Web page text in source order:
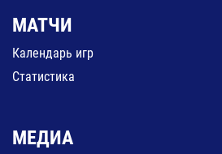
МАТЧИ
Календарь игр
Статистика
МЕДИА